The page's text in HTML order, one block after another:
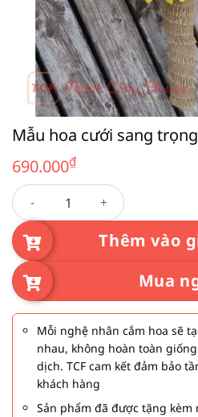
Mẫu hoa cưới sang
690.000₫
Mẫu hoa cưới sang trọng 62 số
Thêm vào
Mua
Mỗi nghệ nhân cắm hoa sẽ
nhau, không hoàn toàn
dịch. TCF cam kết đảm bảo
khách hàng
Sản phẩm đã được tặng